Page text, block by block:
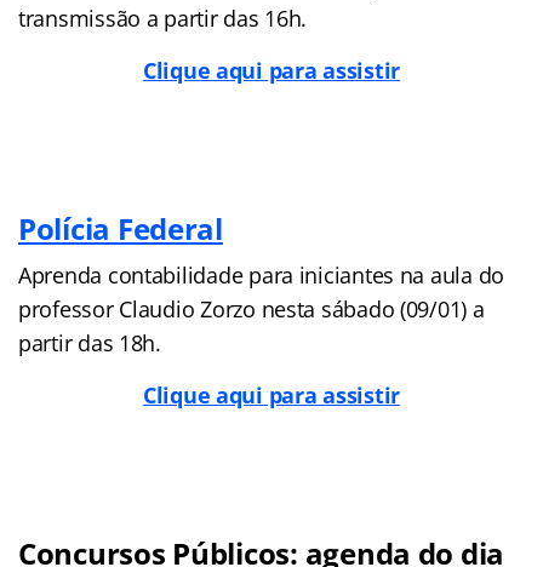
transmissão a partir das 16h.
Clique aqui para assistir
Polícia Federal
Aprenda contabilidade para iniciantes na aula do
professor Claudio Zorzo nesta sábado (09/01) a
partir das 18h.
Clique aqui para assistir
Concursos Públicos: agenda do dia